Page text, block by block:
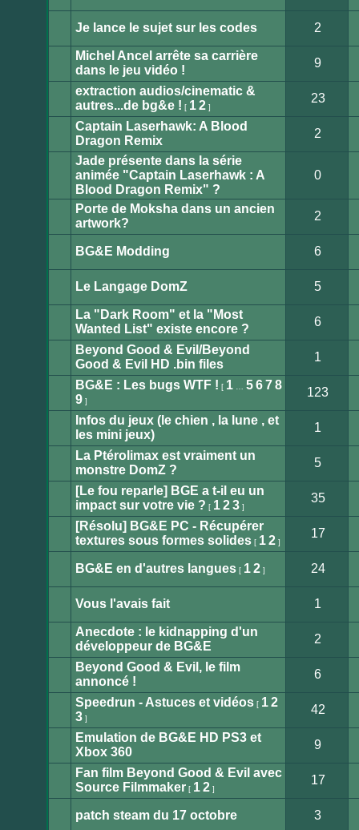
message
non
message
non
Je lance le sujet sur les codes 2
Aucun
message
non
Michel Ancel arrête sa carrière
dans le jeu vidéo !
9
Aucun
message
non
extraction audios/cinematic &
autres...de bg&e ! [ 1 2]
23
Aucun
message
non
Captain Laserhawk: A Blood
Dragon Remix
2
Aucun
message
non
Jade présente dans la série
animée "Captain Laserhawk : A
Blood Dragon Remix" ?
0
Aucun
message
non
Porte de Moksha dans un ancien
artwork?
2
message
non
BG&E Modding 6
message
Le Langage DomZ 5
Aucun
message
non
La "Dark Room" et la "Most
Wanted List" existe encore ?
6
Aucun
message
non
Beyond Good & Evil/Beyond
Good & Evil HD .bin files
1
Aucun
message
BG&E : Les bugs WTF ! [ 1… 5 6 7 8
9]
123
Aucun
message
Infos du jeux (le chien , la lune , et
les mini jeux)
1
Aucun
message
La Ptérolimax est vraiment un
monstre DomZ ?
5
Aucun
message
[Le fou reparle] BGE a t-il eu un
impact sur votre vie ? [ 1 2 3]
35
Aucun
message
non
[Résolu] BG&E PC - Récupérer
textures sous formes solides[ 1 2]
17
message
non
BG&E en d'autres langues[ 1 2] 24
message
non
Vous l'avais fait 1
Aucun
message
non
Anecdote : le kidnapping d'un
développeur de BG&E
2
Aucun
message
non
Beyond Good & Evil, le film
annoncé !
6
Aucun
message
non
Speedrun - Astuces et vidéos[ 1 2
3]
42
Aucun
message
non
Emulation de BG&E HD PS3 et
Xbox 360
9
Aucun
message
Fan film Beyond Good & Evil avec
Source Filmmaker[ 1 2]
17
patch steam du 17 octobre 3